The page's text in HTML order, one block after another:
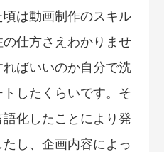
は動画制作のスキル
仕方さえわかりませ
ばいいのか自分で洗
したくらいです。そ
化したことにより発
し、企画内容によっ